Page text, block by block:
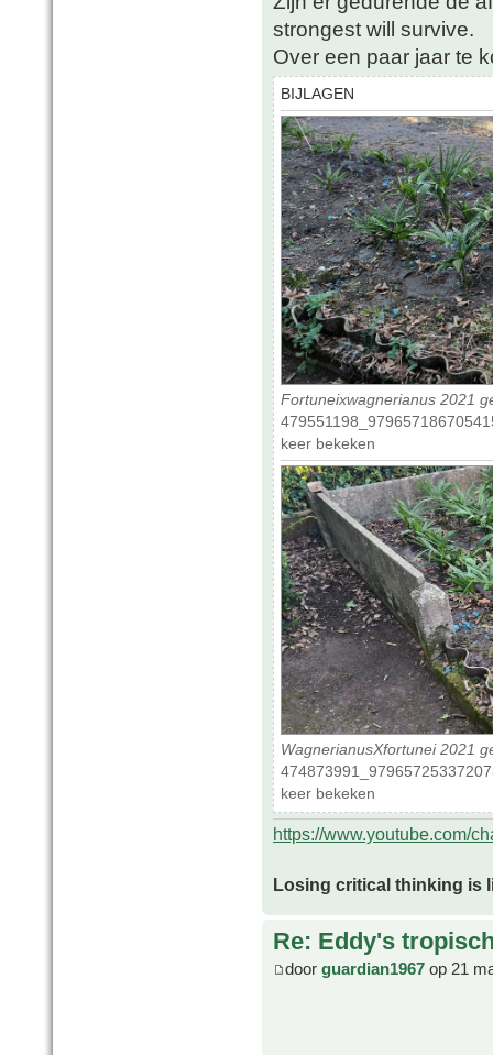
strongest will survive.
Over een paar jaar te
BIJLAGEN
Fortuneixwagnerianus 2021
keer bekeken
WagnerianusXfortunei 2021
keer bekeken
https://www.youtube.com/
Losing critical thinking is
Re: Eddy's
door guardian1967 op 21